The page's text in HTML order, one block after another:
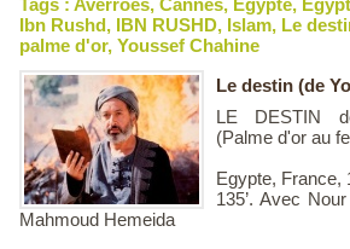
Tags : Averroès, Cannes, Egypte,
Ibn Rushd, IBN RUSHD, Islam, Le
palme d'or, Youssef Chahine
Le destin (de
LE DESTIN
(Palme d'or au
Egypte, France,
135’. Avec
Mahmoud Hemeida